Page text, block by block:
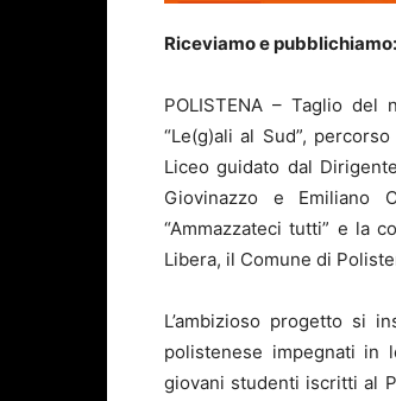
Riceviamo e pubblichiamo:
POLISTENA – Taglio
“Le(g)ali al Sud”,
Liceo guidato dal
Giovinazzo e Emiliano
“Ammazzateci tutti” e la
Libera, il Comune di
L’ambizioso progetto si
polistenese impegnati in
giovani studenti iscritti al